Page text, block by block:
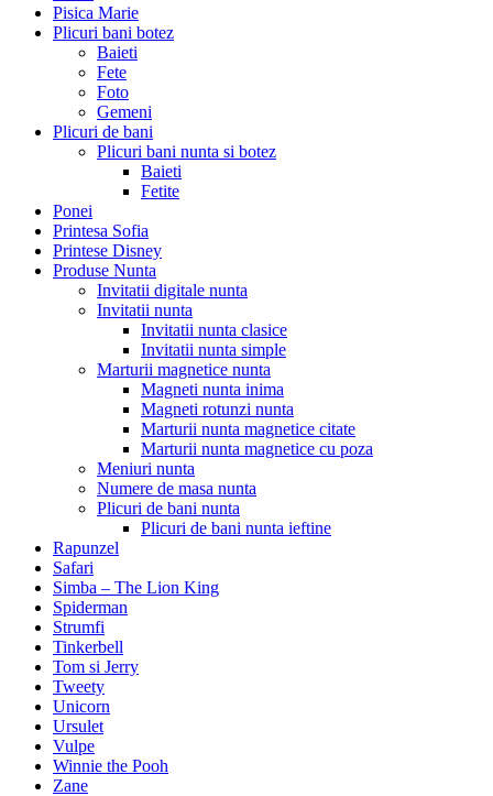
Pisica Marie
Plicuri bani botez
Baieti
Fete
Foto
Gemeni
Plicuri de bani
Plicuri bani nunta si botez
Baieti
Fetite
Ponei
Printesa Sofia
Printese Disney
Produse Nunta
Invitatii digitale nunta
Invitatii nunta
Invitatii nunta clasice
Invitatii nunta simple
Marturii magnetice nunta
Magneti nunta inima
Magneti rotunzi nunta
Marturii nunta magnetice citate
Marturii nunta magnetice cu poza
Meniuri nunta
Numere de masa nunta
Plicuri de bani nunta
Plicuri de bani nunta ieftine
Rapunzel
Safari
Simba – The Lion King
Spiderman
Strumfi
Tinkerbell
Tom si Jerry
Tweety
Unicorn
Ursulet
Vulpe
Winnie the Pooh
Zane